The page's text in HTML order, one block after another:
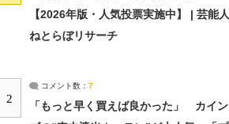
【2026年版・人気投票実施中】 | 芸能人
ねとらぼリサーチ
2
コメント数： 7
「もっと早く買えば良かった」 カイン